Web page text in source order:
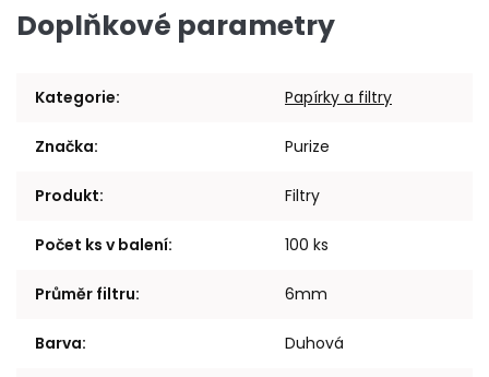
Doplňkové parametry
Kategorie: Papírky a filtry
Značka: Purize
Produkt: Filtry
Počet ks v balení: 100 ks
Průměr filtru: 6mm
Barva: Duhová